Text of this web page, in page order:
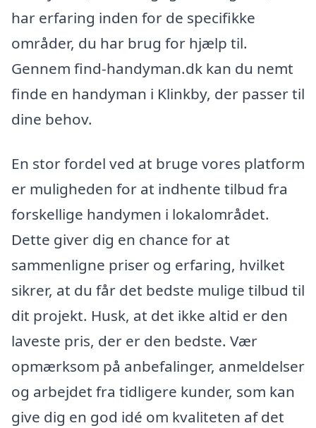
har erfaring inden for de specifikke
områder, du har brug for hjælp til.
Gennem find-handyman.dk kan du nemt
finde en handyman i Klinkby, der passer til
dine behov.
En stor fordel ved at bruge vores platform
er muligheden for at indhente tilbud fra
forskellige handymen i lokalområdet.
Dette giver dig en chance for at
sammenligne priser og erfaring, hvilket
sikrer, at du får det bedste mulige tilbud til
dit projekt. Husk, at det ikke altid er den
laveste pris, der er den bedste. Vær
opmærksom på anbefalinger, anmeldelser
og arbejdet fra tidligere kunder, som kan
give dig en god idé om kvaliteten af det